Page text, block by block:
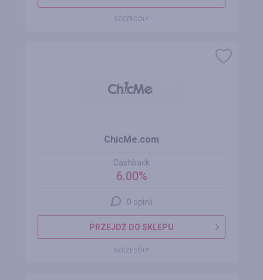
SZCZEGÓŁY
ChicMe.com
Cashback
6.00%
0 opinii
PRZEJDŹ DO SKLEPU
SZCZEGÓŁY